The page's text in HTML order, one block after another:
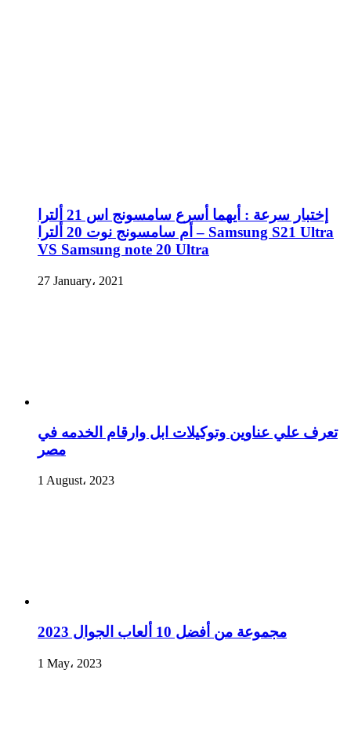
إختبار سرعة : أيهما أسرع سامسونج اس 21 ألترا
أم سامسونج نوت 20 ألترا – Samsung S21 Ultra
VS Samsung note 20 Ultra
27 January، 2021
تعرف علي عناوين وتوكيلات ابل وارقام الخدمه في
مصر
1 August، 2023
مجموعة من أفضل 10 ألعاب الجوال 2023
1 May، 2023